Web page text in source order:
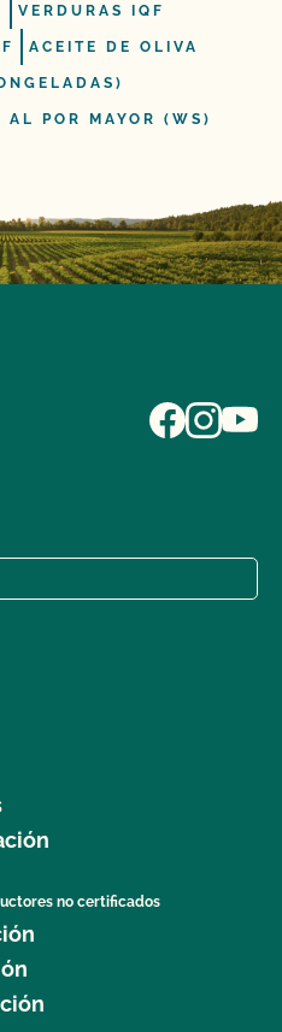
VERDURAS IQF
ACEITE DE OLIVA
AL POR MAYOR (WS)
no certificados